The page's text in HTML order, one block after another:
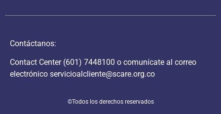
Contáctanos:
Contact Center (601) 7448100 o comunícate al correo
electrónico servicioalcliente@scare.org.co
©Todos los derechos reservados